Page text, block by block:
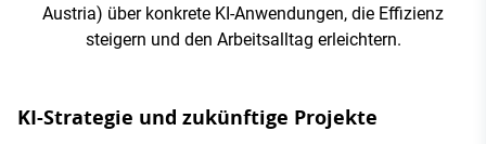
Austria) über konkrete KI-Anwendungen, die Effizienz
steigern und den Arbeitsalltag erleichtern.
KI-Strategie und zukünftige Projekte